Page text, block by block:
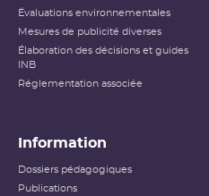
Évaluations environnementales
Mesures de publicité diverses
Élaboration des décisions et guides
INB
Réglementation associée
Information
Dossiers pédagogiques
Publications